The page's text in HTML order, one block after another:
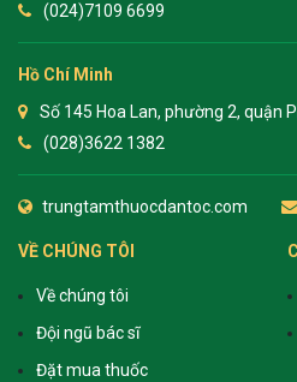
(024)7109 6699
Hồ Chí Minh
Số 145 Hoa Lan, phường 2, quận
(028)3622 1382
trungtamthuocdantoc.com
VỀ CHÚNG TÔI
Về chúng tôi
Đội ngũ bác sĩ
Đặt mua thuốc